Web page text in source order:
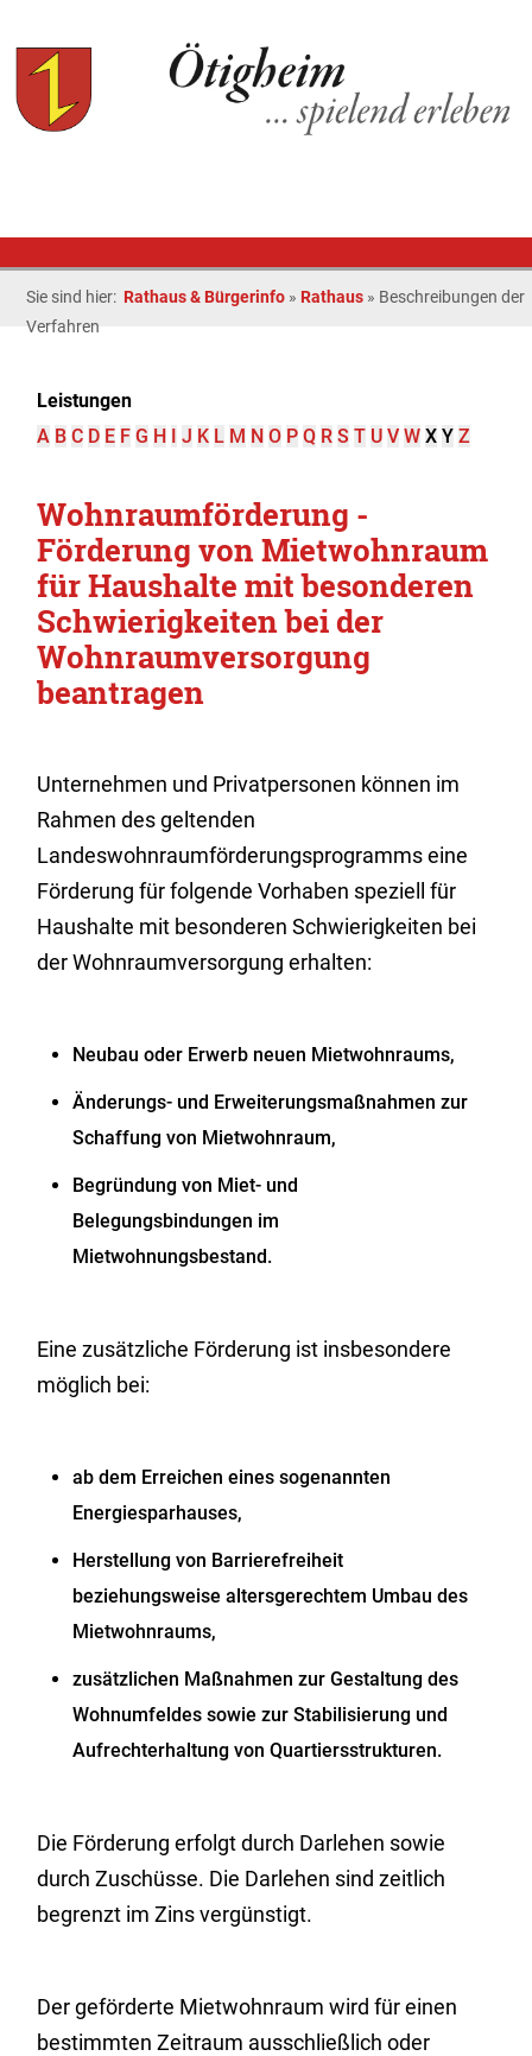
Sie sind hier: Rathaus & Bürgerinfo » Rathaus » Beschreibungen der
Verfahren
Leistungen
A B C D E F G H I J K L M N O P Q R S T U V W X Y Z
Wohnraumförderung -
Förderung von Mietwohnraum
für Haushalte mit besonderen
Schwierigkeiten bei der
Wohnraumversorgung
beantragen
Unternehmen und Privatpersonen können im
Rahmen des geltenden
Landeswohnraumförderungsprogramms eine
Förderung für folgende Vorhaben speziell für
Haushalte mit besonderen Schwierigkeiten bei
der Wohnraumversorgung erhalten:
Neubau oder Erwerb neuen Mietwohnraums,
Änderungs- und Erweiterungsmaßnahmen zur
Schaffung von Mietwohnraum,
Begründung von Miet- und
Belegungsbindungen im
Mietwohnungsbestand.
Eine zusätzliche Förderung ist insbesondere
möglich bei:
ab dem Erreichen eines sogenannten
Energiesparhauses,
Herstellung von Barrierefreiheit
beziehungsweise altersgerechtem Umbau des
Mietwohnraums,
zusätzlichen Maßnahmen zur Gestaltung des
Wohnumfeldes sowie zur Stabilisierung und
Aufrechterhaltung von Quartiersstrukturen.
Die Förderung erfolgt durch Darlehen sowie
durch Zuschüsse. Die Darlehen sind zeitlich
begrenzt im Zins vergünstigt.
Der geförderte Mietwohnraum wird für einen
bestimmten Zeitraum ausschließlich oder